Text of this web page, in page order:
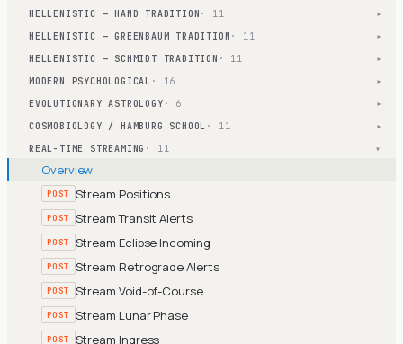
HELLENISTIC — HAND TRADITION · 11 ▾
HELLENISTIC — GREENBAUM TRADITION · 11 ▾
HELLENISTIC — SCHMIDT TRADITION · 11 ▾
MODERN PSYCHOLOGICAL · 16 ▾
EVOLUTIONARY ASTROLOGY · 6 ▾
COSMOBIOLOGY / HAMBURG SCHOOL · 11 ▾
REAL-TIME STREAMING · 11 ▾
Overview
POST Stream Positions
POST Stream Transit Alerts
POST Stream Eclipse Incoming
POST Stream Retrograde Alerts
POST Stream Void-of-Course
POST Stream Lunar Phase
POST Stream Ingress